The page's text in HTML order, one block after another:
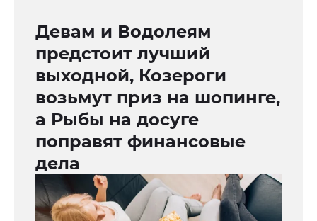
Девам и Водолеям
предстоит лучший
выходной, Козероги
возьмут приз на шопинге,
а Рыбы на досуге
поправят финансовые
дела